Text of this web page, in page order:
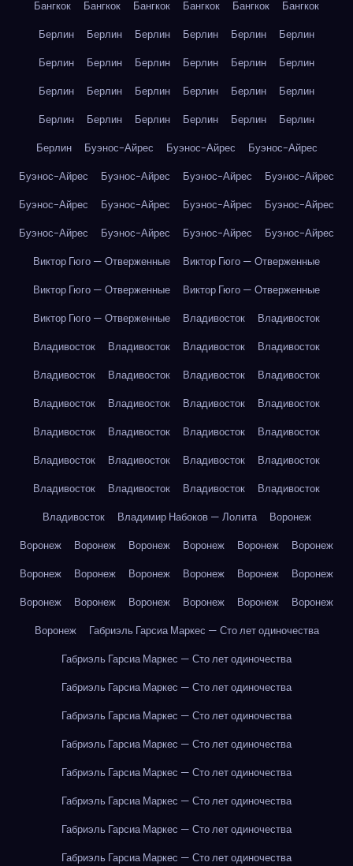
Бангкок Бангкок Бангкок Бангкок Бангкок
Бангкок
Берлин
Берлин Берлин Берлин Берлин
Берлин
Берлин
Берлин Берлин Берлин Берлин
Берлин
Берлин
Берлин Берлин Берлин Берлин
Берлин
Берлин
Берлин Берлин Берлин Берлин
Берлин
Берлин
Буэнос-Айрес Буэнос-Айрес
Буэнос-Айрес
Буэнос-Айрес
Буэнос-Айрес Буэнос-Айрес
Буэнос-Айрес
Буэнос-Айрес
Буэнос-Айрес Буэнос-Айрес
Буэнос-Айрес
Буэнос-Айрес
Буэнос-Айрес Буэнос-Айрес
Буэнос-Айрес
Виктор Гюго — Отверженные
Виктор Гюго — Отверженные
Виктор Гюго — Отверженные
Виктор Гюго — Отверженные
Виктор Гюго — Отверженные
Владивосток
Владивосток
Владивосток
Владивосток Владивосток
Владивосток
Владивосток
Владивосток Владивосток
Владивосток
Владивосток
Владивосток Владивосток
Владивосток
Владивосток
Владивосток Владивосток
Владивосток
Владивосток
Владивосток Владивосток
Владивосток
Владивосток
Владивосток Владивосток
Владивосток
Владивосток
Владимир Набоков — Лолита
Воронеж
Воронеж
Воронеж Воронеж Воронеж Воронеж
Воронеж
Воронеж
Воронеж Воронеж Воронеж Воронеж
Воронеж
Воронеж
Воронеж Воронеж Воронеж Воронеж
Воронеж
Воронеж
Габриэль Гарсиа Маркес — Сто лет одиночества
Габриэль Гарсиа Маркес — Сто лет одиночества
Габриэль Гарсиа Маркес — Сто лет одиночества
Габриэль Гарсиа Маркес — Сто лет одиночества
Габриэль Гарсиа Маркес — Сто лет одиночества
Габриэль Гарсиа Маркес — Сто лет одиночества
Габриэль Гарсиа Маркес — Сто лет одиночества
Габриэль Гарсиа Маркес — Сто лет одиночества
Габриэль Гарсиа Маркес — Сто лет одиночества